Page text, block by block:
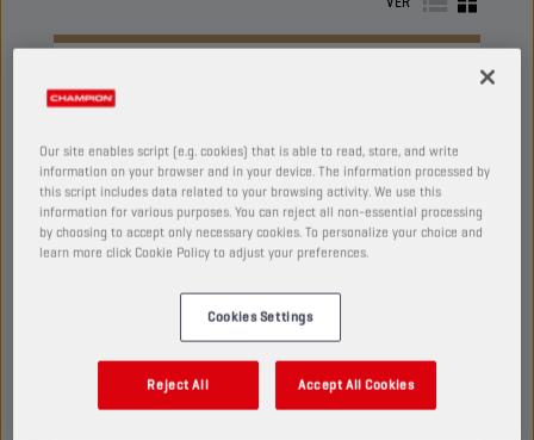
Our site enables script (e.g. cookies) that is able to read, store, and write
information on your browser and in your device. The information processed by
this script includes data related to your browsing activity. We use this
information for various purposes. You can reject all non-essential processing
by choosing to accept only necessary cookies. To personalize your choice and
learn more click Cookie Policy to adjust your preferences.
Cookies Settings
Reject All Accept All Cookies